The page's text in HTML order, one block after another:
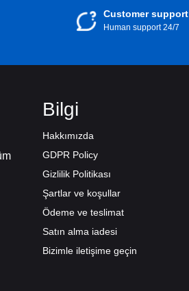
Customer support
Human support 24/7
Bilgi
Hakkımızda
GDPR Policy
Gizlilik Politikası
Şartlar ve koşullar
Ödeme ve teslimat
Satın alma iadesi
Bizimle iletişime geçin